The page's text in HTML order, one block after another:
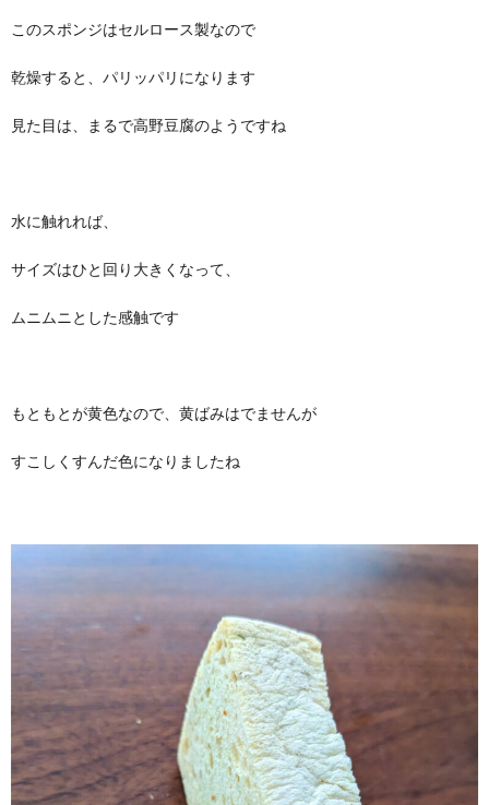
このスポンジはセルロース製なので
乾燥すると、パリッパリになります
見た目は、まるで高野豆腐のようですね
水に触れれば、
サイズはひと回り大きくなって、
ムニムニとした感触です
もともとが黄色なので、黄ばみはでませんが
すこしくすんだ色になりましたね